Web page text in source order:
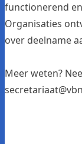
functionerend
Organisaties
over deelname
Meer weten?